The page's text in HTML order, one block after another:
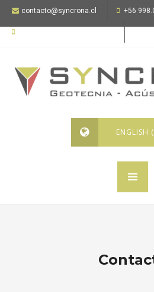
contacto@syncrona.cl +56
ENGLISH